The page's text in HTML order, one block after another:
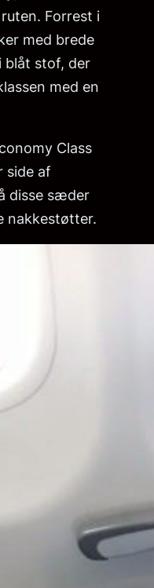
Forrest i
med brede
blåt stof, der
med en
Class
side af
disse sæder
nakkestøtter.